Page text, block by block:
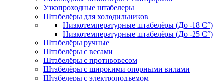
Узкопроходные штабелеры
Штабелёры для холодильников
Низкотемпературные штабелёры (До -18 C°)
Низкотемпературные штабелёры (До -25 C°)
Штабелёры ручные
Штабелёры с весами
Штабелёры с противовесом
Штабелёры с широкими опорными вилами
Штабелеры с электроподъемом